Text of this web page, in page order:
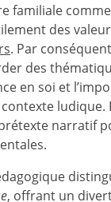
familiale
des
. Par
des
en soi et
ludique.
narratif
, offrant un